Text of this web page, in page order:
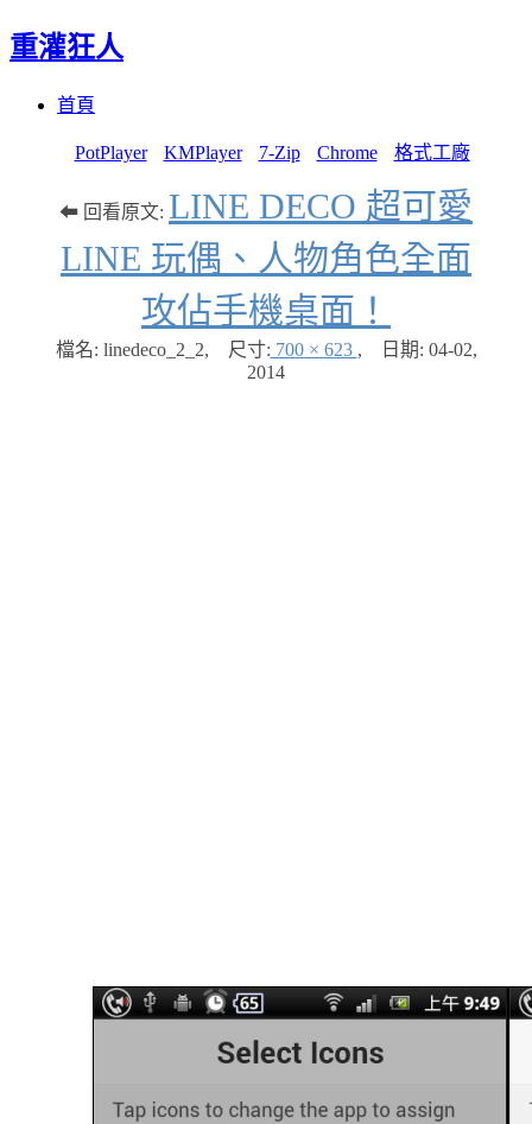
重灌狂人
首頁
PotPlayer KMPlayer 7-Zip Chrome 格式工廠
⬅ 回看原文: LINE DECO 超可愛
LINE 玩偶、人物角色全面
攻佔手機桌面！
檔名: linedeco_2_2, 尺寸: 700 × 623 , 日期: 04-02,
2014